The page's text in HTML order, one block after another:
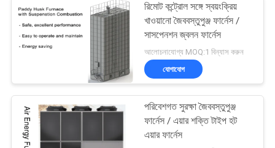
যোগাযোগ
করুন
খবর
উদ্ধৃতির
জন্য
ছোট শস্য ড্রায়ার
21
রিমোট কন্ট্রোল সঙ্গে স্বয়ংক্রিয়
খাওয়ানো জৈববস্তুপুঞ্জ ফার্নেস /
সাসপেনশন জ্বলন ফার্নেস
আলোচনাযোগ্য MOQ:1 বিন্যাস করুন
যোগাযোগ
পরিবেশগত সুরক্ষা জৈববস্তুপুঞ্জ
ফার্নেস / এয়ার শক্তি টাইপ হট
এয়ার ফার্নেস